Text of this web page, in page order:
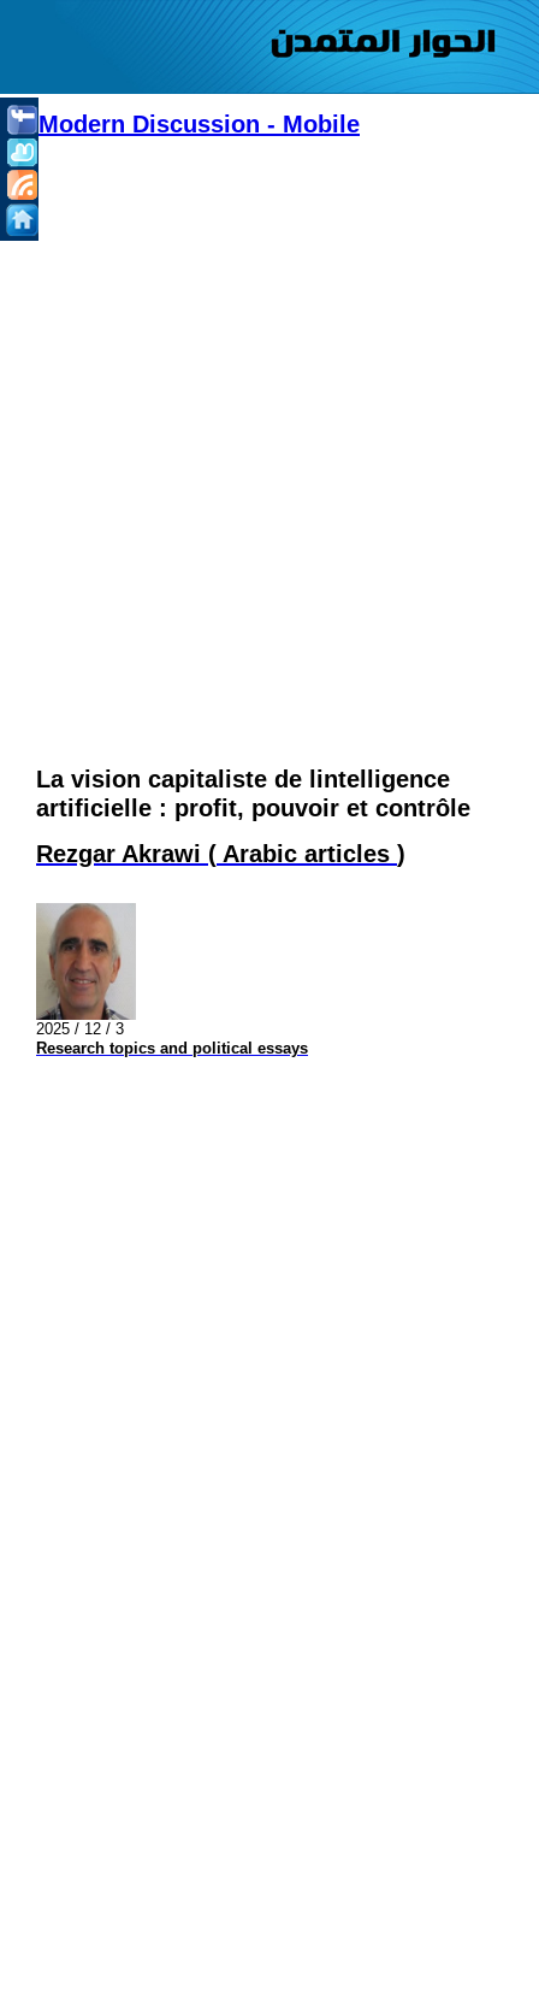
Modern Discussion - Mobile
La vision capitaliste de lintelligence
artificielle : profit, pouvoir et contrôle
Rezgar Akrawi ( Arabic articles )
2025 / 12 / 3
Research topics and political essays